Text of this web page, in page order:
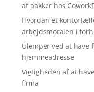
af pakker hos
Hvordan et
arbejdsmoralen i
Ulemper ved at have
hjemmeadresse
Vigtigheden af at
firma